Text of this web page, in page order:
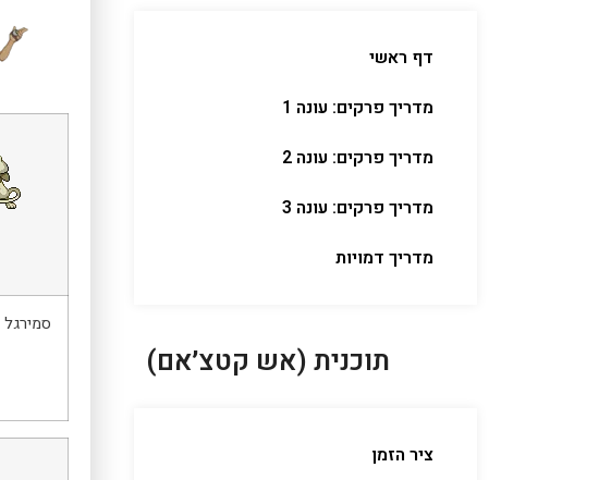
דף ראשי
מדריך פרקים: עונה 1
מדריך פרקים: עונה 2
מדריך פרקים: עונה 3
מדריך דמויות
תוכנית (אש קטצ׳אם)
ציר הזמן
סמירגל